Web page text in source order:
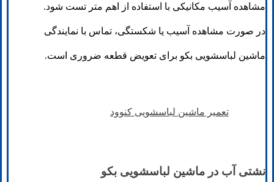
مشاهده آسیب مکانیکی با استفاده از اهم متر تست شود.
در صورت مشاهده آسیب یا شکستگی، تماس با نمایندگی
ماشین لباسشویی بکو برای تعویض قطعه ضروری است.
تعمیر ماشین لباسشویی کنوود
نشتی آب در ماشین لباسشویی بکو